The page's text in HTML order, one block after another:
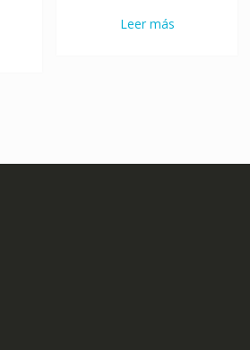
Leer más